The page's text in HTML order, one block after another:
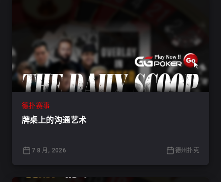
德扑赛事
牌桌上的沟通艺术
7 8 月, 2026 德州扑克